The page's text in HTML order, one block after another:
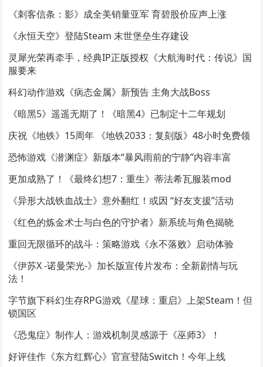
《刺客信条：影》成全美销量亚军 育碧股价应声上涨
《永恒天空》登陆Steam 末世堡垒生存建设
灵犀光荣再牵手，经典IP正版授权《大航海时代：传说》国
服要来
科幻动作游戏《病态金属》新预告 主角大战Boss
《暗黑5》遥遥无期了！《暗黑4》已制定十二年规划
庆祝《地铁》15周年 《地铁2033：复刻版》48小时免费领
恐怖游戏《潜渊症》新版本“暴风雨前的宁静”内容丰富
更加成熟了！《最终幻想7：重生》蒂法希瓦服装mod
《异形大战铁血战士》意外翻红！或因 “好友支援”活动
《红色的炼金术士与白色的守护者》新系统与角色揭晓
重回无限循环的战斗：策略游戏《永不落败》启动体验
《伊苏X -诺曼荣光-》加长版宣传片发布：全新剧情与玩
法！
字节旗下科幻生存RPG游戏《星球：重启》上架Steam！但
锁国区
《恐鬼症》制作人：游戏机制灵感源于《巫师3》！
好评佳作《东方红辉心》官宣登陆Switch！今年上线